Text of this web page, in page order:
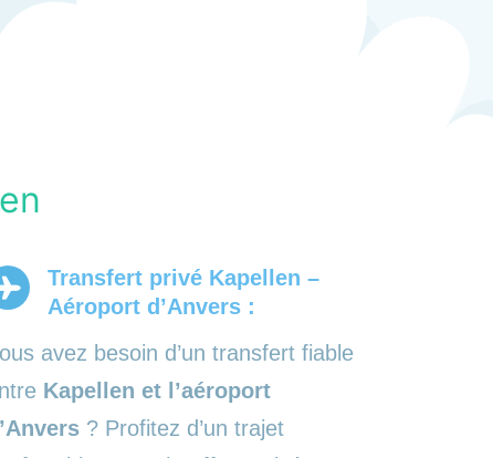
Transfert privé Kapellen –
Aéroport d’Anvers :
avez besoin d’un transfert fiable
Kapellen et l’aéroport
? Profitez d’un trajet